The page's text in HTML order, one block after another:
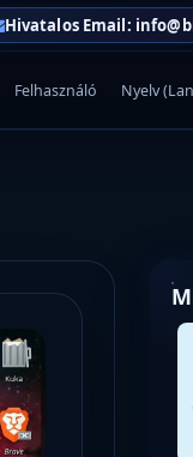
Hivatalos Email:
Felhasználó Nyelv